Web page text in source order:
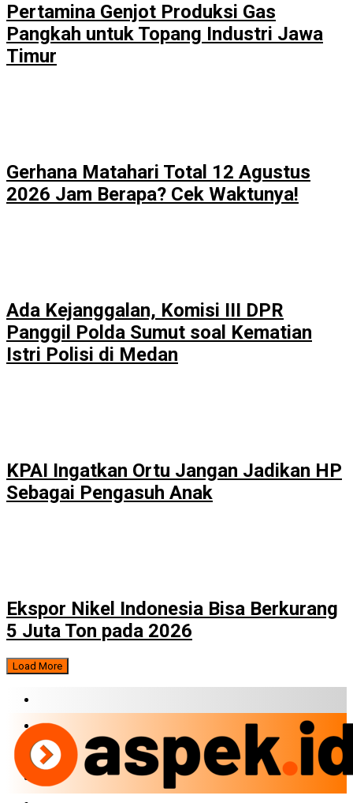
Pertamina Genjot Produksi Gas
Pangkah untuk Topang Industri Jawa
Timur
Gerhana Matahari Total 12 Agustus
2026 Jam Berapa? Cek Waktunya!
Ada Kejanggalan, Komisi III DPR
Panggil Polda Sumut soal Kematian
Istri Polisi di Medan
KPAI Ingatkan Ortu Jangan Jadikan HP
Sebagai Pengasuh Anak
Ekspor Nikel Indonesia Bisa Berkurang
5 Juta Ton pada 2026
Load More
BUMN
EKONOMI
PERBANKAN